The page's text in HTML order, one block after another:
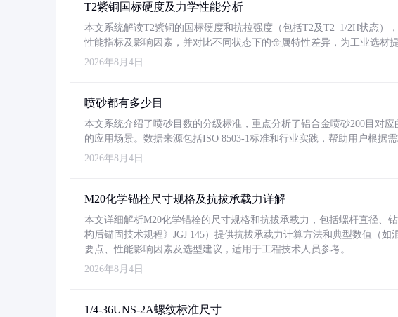
T2紫铜国标硬度及力学性能分析
本文系统解读T2紫铜的国标硬度和抗拉强度（包括T2及T2_1/2H状态）
性能指标及影响因素，并对比不同状态下的金属特性差异，为工业选材提
2026年8月4日
喷砂都有多少目
本文系统介绍了喷砂目数的分级标准，重点分析了铝合金喷砂200目对
的应用场景。数据来源包括ISO 8503-1标准和行业实践，帮助用户根据
2026年8月4日
M20化学锚栓尺寸规格及抗拔承载力详解
本文详细解析M20化学锚栓的尺寸规格和抗拔承载力，包括螺杆直径、
构后锚固技术规程》JGJ 145）提供抗拔承载力计算方法和典型数值（
要点、性能影响因素及选型建议，适用于工程技术人员参考。
2026年8月4日
1/4-36UNS-2A螺纹标准尺寸